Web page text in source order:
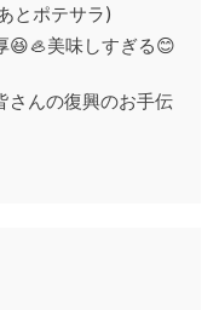
とポテサラ)
😆🦪美味しすぎる😊
さんの復興のお手伝